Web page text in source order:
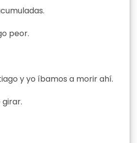
peor.
y yo íbamos a morir ahí.
girar.